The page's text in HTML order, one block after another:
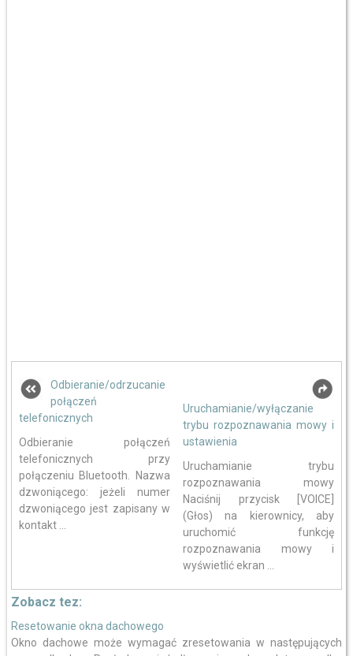
Odbieranie/odrzucanie
połączeń
telefonicznych
Odbieranie połączeń
telefonicznych przy
połączeniu Bluetooth. Nazwa
dzwoniącego: jeżeli numer
dzwoniącego jest zapisany w
kontakt ...
Uruchamianie/wyłączanie
trybu rozpoznawania mowy i
ustawienia
Uruchamianie trybu
rozpoznawania mowy
Naciśnij przycisk [VOICE]
(Głos) na kierownicy, aby
uruchomić funkcję
rozpoznawania mowy i
wyświetlić ekran ...
Zobacz tez:
Resetowanie okna dachowego
Okno dachowe może wymagać zresetowania w następujących